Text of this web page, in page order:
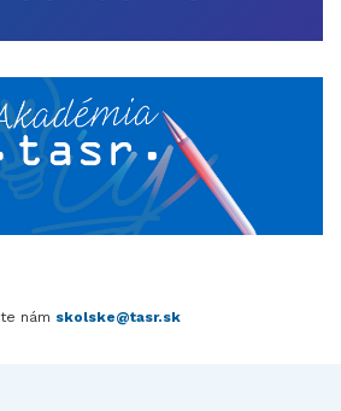
nám skolske@tasr.sk